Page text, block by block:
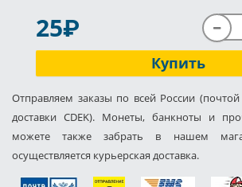
25P
Купить
Отправляем заказы по всей России
доставки CDEK). Монеты, банкноты и
можете также забрать в нашем
осуществляется курьерская доставка.